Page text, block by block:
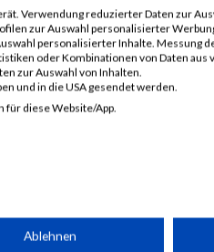
München
2019
Stadtlauf Kaufbeuren
Verwendung reduzierter Daten zur
zur Auswahl personalisierter
personalisierter Inhalte. Messung
oder Kombinationen von Daten
zur Auswahl von Inhalten.
und in die USA gesendet werden.
für diese Website/App.
einem Endgerät
Ablehnen